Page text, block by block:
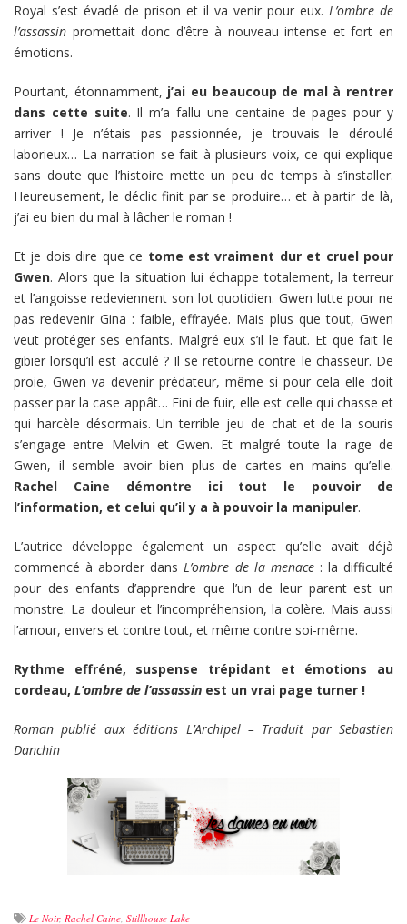
Royal s’est évadé de prison et il va venir pour eux. L’ombre de
l’assassin promettait donc d’être à nouveau intense et fort en
émotions.
Pourtant, étonnamment, j’ai eu beaucoup de mal à rentrer
dans cette suite. Il m’a fallu une centaine de pages pour y
arriver ! Je n’étais pas passionnée, je trouvais le déroulé
laborieux… La narration se fait à plusieurs voix, ce qui explique
sans doute que l’histoire mette un peu de temps à s’installer.
Heureusement, le déclic finit par se produire… et à partir de là,
j’ai eu bien du mal à lâcher le roman !
Et je dois dire que ce tome est vraiment dur et cruel pour
Gwen. Alors que la situation lui échappe totalement, la terreur
et l’angoisse redeviennent son lot quotidien. Gwen lutte pour ne
pas redevenir Gina : faible, effrayée. Mais plus que tout, Gwen
veut protéger ses enfants. Malgré eux s’il le faut. Et que fait le
gibier lorsqu’il est acculé ? Il se retourne contre le chasseur. De
proie, Gwen va devenir prédateur, même si pour cela elle doit
passer par la case appât… Fini de fuir, elle est celle qui chasse et
qui harcèle désormais. Un terrible jeu de chat et de la souris
s’engage entre Melvin et Gwen. Et malgré toute la rage de
Gwen, il semble avoir bien plus de cartes en mains qu’elle.
Rachel Caine démontre ici tout le pouvoir de
l’information, et celui qu’il y a à pouvoir la manipuler.
L’autrice développe également un aspect qu’elle avait déjà
commencé à aborder dansL’ombre de la menace: la difficulté
pour des enfants d’apprendre que l’un de leur parent est un
monstre. La douleur et l’incompréhension, la colère. Mais aussi
l’amour, envers et contre tout, et même contre soi-même.
Rythme effréné, suspense trépidant et émotions au
cordeau, L’ombre de l’assassin est un vrai page turner !
Roman publié aux éditions L’Archipel – Traduit par Sebastien
Danchin
Le Noir, Rachel Caine, Stillhouse Lake